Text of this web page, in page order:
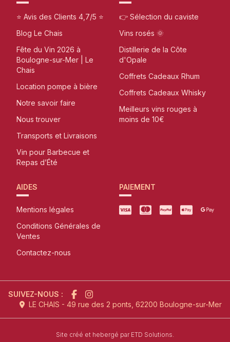
⭐ Avis des Clients 4,7/5 ⭐
Blog Le Chais
Fête du Vin 2026 à
Boulogne-sur-Mer | Le
Chais
Location pompe à bière
Notre savoir faire
Nous trouver
Transports et Livraisons
Vin pour Barbecue et
Repas d’Été
👉 Sélection du caviste
Vins rosés 🌞
Distillerie de la Côte
d'Opale
Coffrets Cadeaux Rhum
Coffrets Cadeaux Whisky
Meilleurs vins rouges à
moins de 10€
AIDES
Mentions légales
Conditions Générales de
Ventes
Contactez-nous
PAIEMENT
SUIVEZ-NOUS :
LE CHAIS - 49 rue des 2 ponts, 62200 Boulogne-sur-Mer
Site créé et hebergé parl'agence de création de site
ETD Solutions.